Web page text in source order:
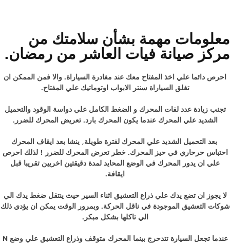
معلومات مهمة بشأن سلامتك من
مركز صيانة فيات العاشر من رمضان.
احرص دائما علي اخذ المفتاح معك عند مغادرة السياراة. والا فمن الممكن ان
تغلق السياراة سنتر الابواب اوتوماتيك علي المفتاح.
تجنب زيادة عدد لفات المحرك و الضغط الكامل علي دواسة الوقود والتحميل
الشديد علي المحرك عندما يكون المحرك بارد. تعريض المحرك للضرر.
بعد التحميل الشديد علي المحرك لفترة طويلة, ينشا بعد ايقاف المحرك
احتباس حرحاري في حيز المحرك. خطر تعرض المحرك للضرر ! لذلك احرص
علي ان يدور المحرك في الوضع المحايد لمدة دقيقتين اخريين تقريبا قبل
ايقافة.
لا يجوز ان تضع يدك علي ذراع التعشيق اثناء السير حيث ينتقل ضغط يدك الي
شوكات التعشيق الموجودة في ناقل الحركة. وبمرور الوقت يمكن ان يؤدي ذلك
الي تاكلها بشكل مبكر.
عندما تجعل السيارة تتدحرج بينما المحرك متوقف وذراع التعشيق علي وضع N